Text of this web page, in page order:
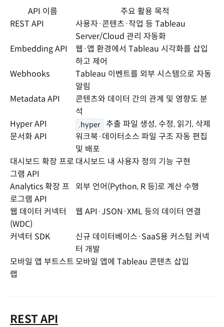
API 이름
주요 활용 목적
REST API
사용자·콘텐츠·작업 등 Tableau
Server/Cloud 관리 자동화
Embedding API
웹·앱 환경에서 Tableau 시각화를 삽입
하고 제어
Webhooks
Tableau 이벤트를 외부 시스템으로 자동
알림
Metadata API
콘텐츠와 데이터 간의 관계 및 영향도 분
석
Hyper API
.hyper
추출 파일 생성, 수정, 읽기, 삭제
문서화 API
워크북·데이터소스 파일 구조 자동 편집
및 배포
대시보드 확장 프로
그램 API
대시보드 내 사용자 정의 기능 구현
Analytics 확장 프
로그램 API
외부 언어(Python, R 등)로 계산 수행
웹 데이터 커넥터
(WDC)
웹 API·JSON·XML 등의 데이터 연결
커넥터 SDK
신규 데이터베이스·SaaS용 커스텀 커넥
터 개발
모바일 앱 부트스트
랩
모바일 앱에 Tableau 콘텐츠 삽입
REST API